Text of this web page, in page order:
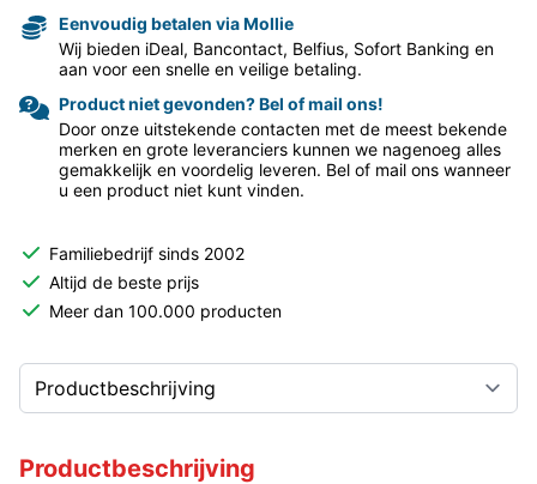
Eenvoudig betalen via Mollie
Wij bieden iDeal, Bancontact, Belfius, Sofort Banking en
aan voor een snelle en veilige betaling.
Product niet gevonden? Bel of mail ons!
Door onze uitstekende contacten met de meest bekende
merken en grote leveranciers kunnen we nagenoeg alles
gemakkelijk en voordelig leveren. Bel of mail ons wanneer
u een product niet kunt vinden.
Familiebedrijf sinds 2002
Altijd de beste prijs
Meer dan 100.000 producten
Productbeschrijving